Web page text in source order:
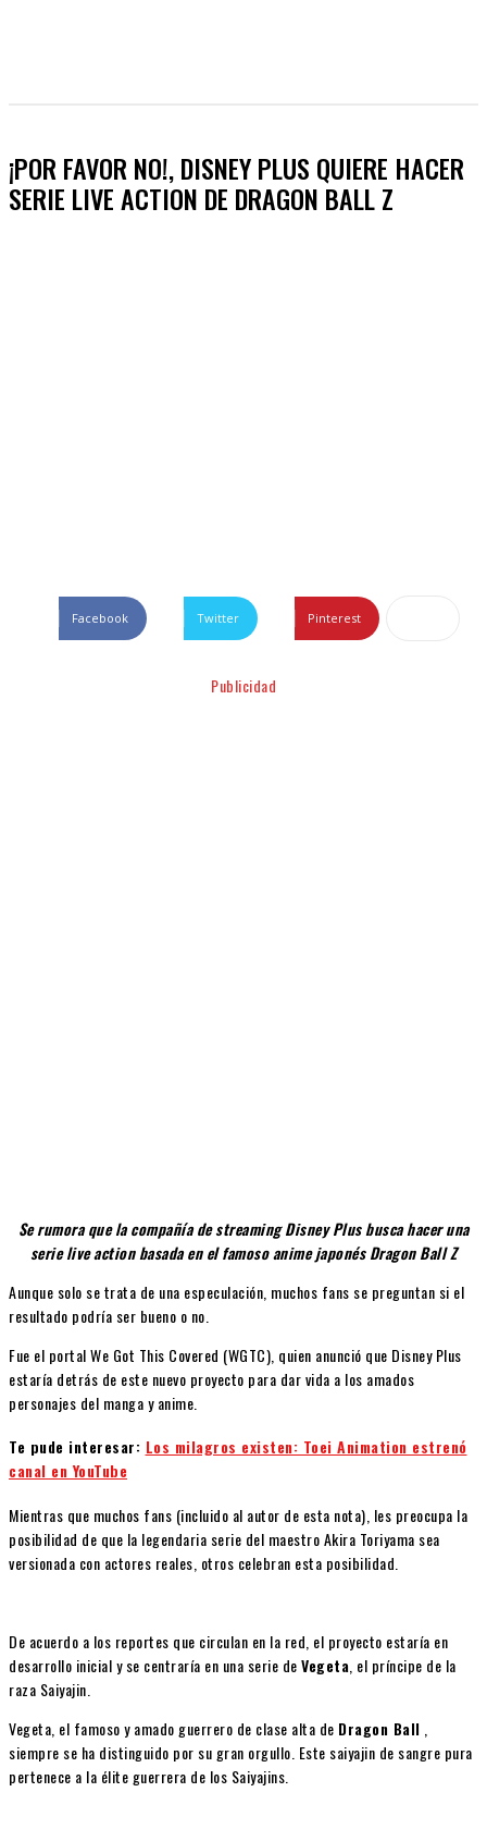
¡POR FAVOR NO!, DISNEY PLUS QUIERE HACER
SERIE LIVE ACTION DE DRAGON BALL Z
Facebook Twitter Pinterest
Publicidad
Se rumora que la compañía de streaming Disney Plus busca hacer una
serie live action basada en el famoso anime japonés Dragon Ball Z
Aunque solo se trata de una especulación, muchos fans se preguntan si el
resultado podría ser bueno o no.
Fue el portal We Got This Covered (WGTC), quien anunció que Disney Plus
estaría detrás de este nuevo proyecto para dar vida a los amados
personajes del manga y anime.
Te pude interesar: Los milagros existen: Toei Animation estrenó
canal en YouTube
Mientras que muchos fans (incluido al autor de esta nota), les preocupa la
posibilidad de que la legendaria serie del maestro Akira Toriyama sea
versionada con actores reales, otros celebran esta posibilidad.
De acuerdo a los reportes que circulan en la red, el proyecto estaría en
desarrollo inicial y se centraría en una serie deVegeta , el príncipe de la
raza Saiyajin.
Vegeta, el famoso y amado guerrero de clase alta de Dragon Ball
siempre se ha distinguido por su gran orgullo. Este saiyajin de sangre pura
pertenece a la élite guerrera de los Saiyajins.